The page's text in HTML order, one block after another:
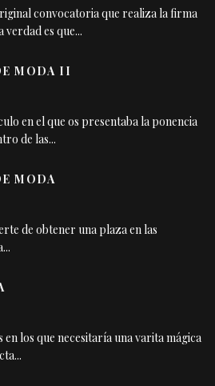
convocatoria que realiza la firma
verdad es que...
MODA II
en el que os presentaba la ponencia
de las...
MODA
de obtener una plaza en las
...
en los que necesitaría una varita mágica
...